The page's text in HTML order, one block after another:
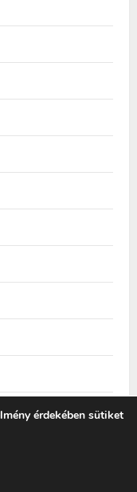
érdekében sütiket